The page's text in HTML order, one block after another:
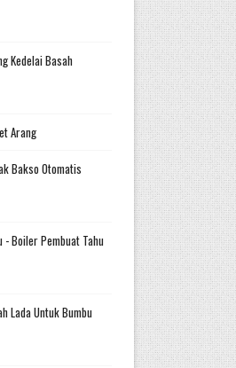
Kedelai Basah
Arang
Bakso Otomatis
- Boiler Pembuat Tahu
Lada Untuk Bumbu